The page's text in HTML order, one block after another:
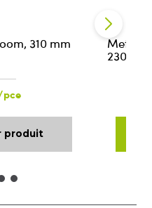
310 mm
produit
Metal